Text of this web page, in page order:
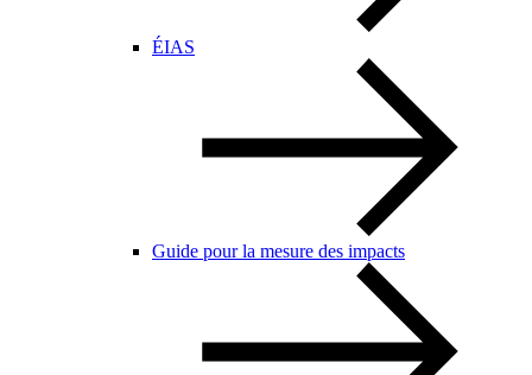
ÉIAS
Guide pour la mesure des impacts